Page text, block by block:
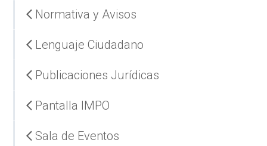
Normativa y Avisos
Lenguaje Ciudadano
Publicaciones Jurídicas
Pantalla IMPO
Sala de Eventos